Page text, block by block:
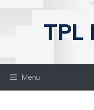
TPL
Menu